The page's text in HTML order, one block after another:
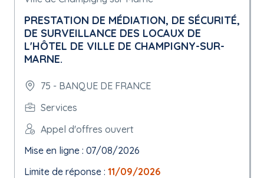
PRESTATION DE MÉDIATION, DE SÉCURITÉ,
DE SURVEILLANCE DES LOCAUX DE
L'HÔTEL DE VILLE DE CHAMPIGNY-SUR-
MARNE.
75 - BANQUE DE FRANCE
Services
Appel d'offres ouvert
Mise en ligne : 07/08/2026
Limite de réponse : 11/09/2026